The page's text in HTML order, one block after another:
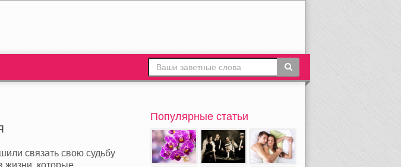
связать свою судьбу
жизни, которые
Популярные статьи